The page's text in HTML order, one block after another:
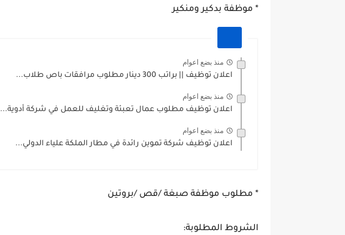
* موظفة بدكير ومنكير
منذ بضع اعوام
اعلان توظيف || براتب 300 دينار مطلوب مرافقات باص طلاب...
منذ بضع اعوام
اعلان توظيف مطلوب عمال تعبئة وتغليف للعمل في شركة أدوية...
منذ بضع اعوام
اعلان توظيف شركة تموين رائدة في مطار الملكة علياء الدولي...
* مطلوب موظفة صبغة /قص /بروتين
الشروط المطلوبة: